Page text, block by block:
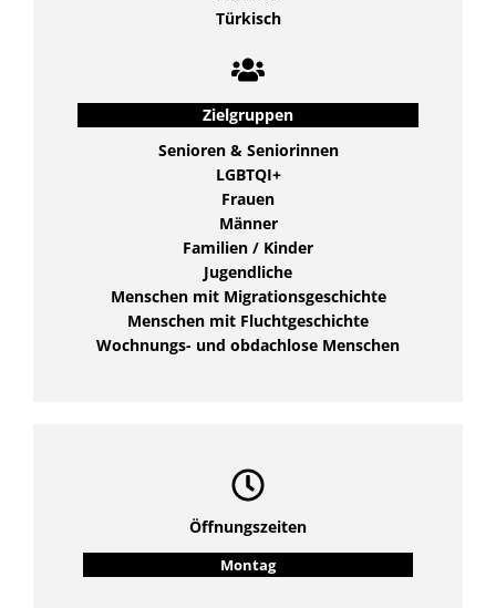
Türkisch
Zielgruppen
Senioren & Seniorinnen
LGBTQI+
Frauen
Männer
Familien / Kinder
Jugendliche
Menschen mit Migrationsgeschichte
Menschen mit Fluchtgeschichte
Wochnungs- und obdachlose Menschen
Öffnungszeiten
Montag